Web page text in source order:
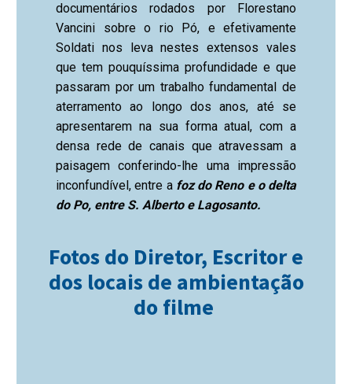
documentários rodados por Florestano
Vancini sobre o rio Pó, e efetivamente
Soldati nos leva nestes extensos vales
que tem pouquíssima profundidade e que
passaram por um trabalho fundamental de
aterramento ao longo dos anos, até se
apresentarem na sua forma atual, com a
densa rede de canais que atravessam a
paisagem conferindo-lhe uma impressão
inconfundível, entre a foz do Reno e o delta
do Po, entre S. Alberto e Lagosanto.
Fotos do Diretor, Escritor e
dos locais de ambientação
do filme